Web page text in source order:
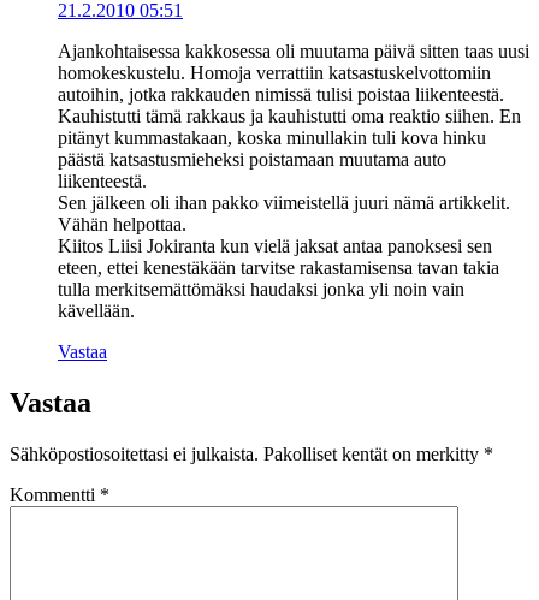
21.2.2010 05:51
Ajankohtaisessa kakkosessa oli muutama päivä sitten taas uusi
homokeskustelu. Homoja verrattiin katsastuskelvottomiin
autoihin, jotka rakkauden nimissä tulisi poistaa liikenteestä.
Kauhistutti tämä rakkaus ja kauhistutti oma reaktio siihen. En
pitänyt kummastakaan, koska minullakin tuli kova hinku
päästä katsastusmieheksi poistamaan muutama auto
liikenteestä.
Sen jälkeen oli ihan pakko viimeistellä juuri nämä artikkelit.
Vähän helpottaa.
Kiitos Liisi Jokiranta kun vielä jaksat antaa panoksesi sen
eteen, ettei kenestäkään tarvitse rakastamisensa tavan takia
tulla merkitsemättömäksi haudaksi jonka yli noin vain
kävellään.
Vastaa
Vastaa
Sähköpostiosoitettasi ei julkaista. Pakolliset kentät on merkitty *
Kommentti *